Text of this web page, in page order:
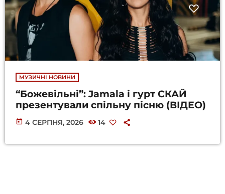
МУЗИЧНІ НОВИНИ
“Божевільні”: Jamala і гурт СКАЙ
презентували спільну пісню (ВІДЕО)
today 4 СЕРПНЯ, 2026 14